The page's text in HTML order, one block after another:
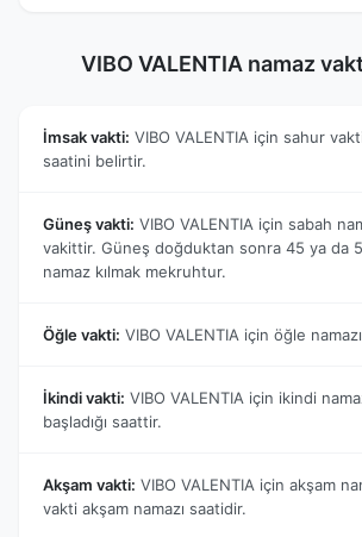
VIBO VALENTIA namaz
İmsak vakti: VIBO VALENTIA için sahur
saatini belirtir.
Güneş vakti: VIBO VALENTIA için sabah
vakittir. Güneş doğduktan sonra 45 ya da
namaz kılmak mekruhtur.
Öğle vakti: VIBO VALENTIA için öğle
İkindi vakti: VIBO VALENTIA için ikindi
başladığı saattir.
Akşam vakti: VIBO VALENTIA için akşam
vakti akşam namazı saatidir.